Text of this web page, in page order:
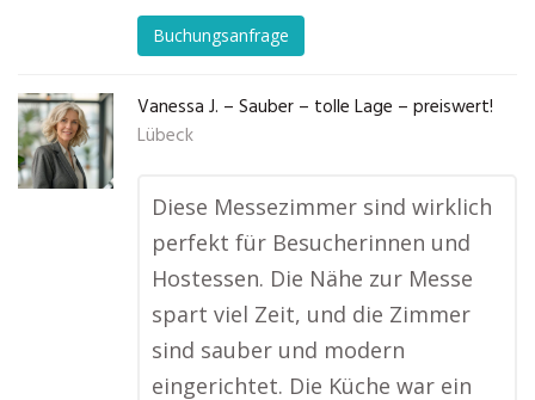
Buchungsanfrage
Vanessa J. – Sauber – tolle Lage – preiswert!
Lübeck
Diese Messezimmer sind wirklich
perfekt für Besucherinnen und
Hostessen. Die Nähe zur Messe
spart viel Zeit, und die Zimmer
sind sauber und modern
eingerichtet. Die Küche war ein